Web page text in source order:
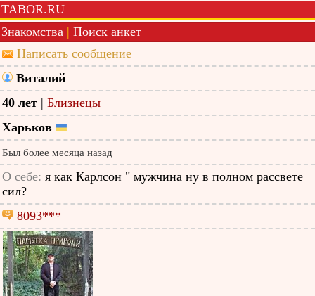
TABOR.RU
Знакомства | Поиск анкет
Написать сообщение
Виталий
40 лет | Близнецы
Харьков
Был более месяца назад
О себе: я как Карлсон " мужчина ну в полном рассвете
сил?
8093***